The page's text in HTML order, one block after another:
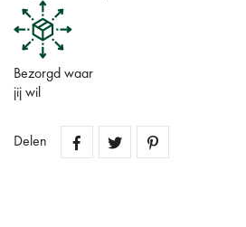
Bezorgd waar
jij wil
Delen